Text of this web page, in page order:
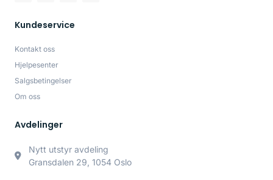
Kundeservice
Kontakt oss
Hjelpesenter
Salgsbetingelser
Om oss
Avdelinger
Nytt utstyr avdeling
Gransdalen 29, 1054 Oslo